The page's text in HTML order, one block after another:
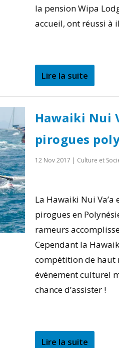
la pension Wipa
accueil, ont réussi à
Lire la suite
Hawaiki Nui
pirogues
12 Nov 2017 | Culture et
La Hawaiki Nui
pirogues en
rameurs
Cependant la
compétition de haut
événement culturel
chance d’assister !
Lire la suite